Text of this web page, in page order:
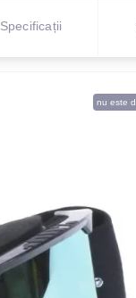
Specificații
nu este